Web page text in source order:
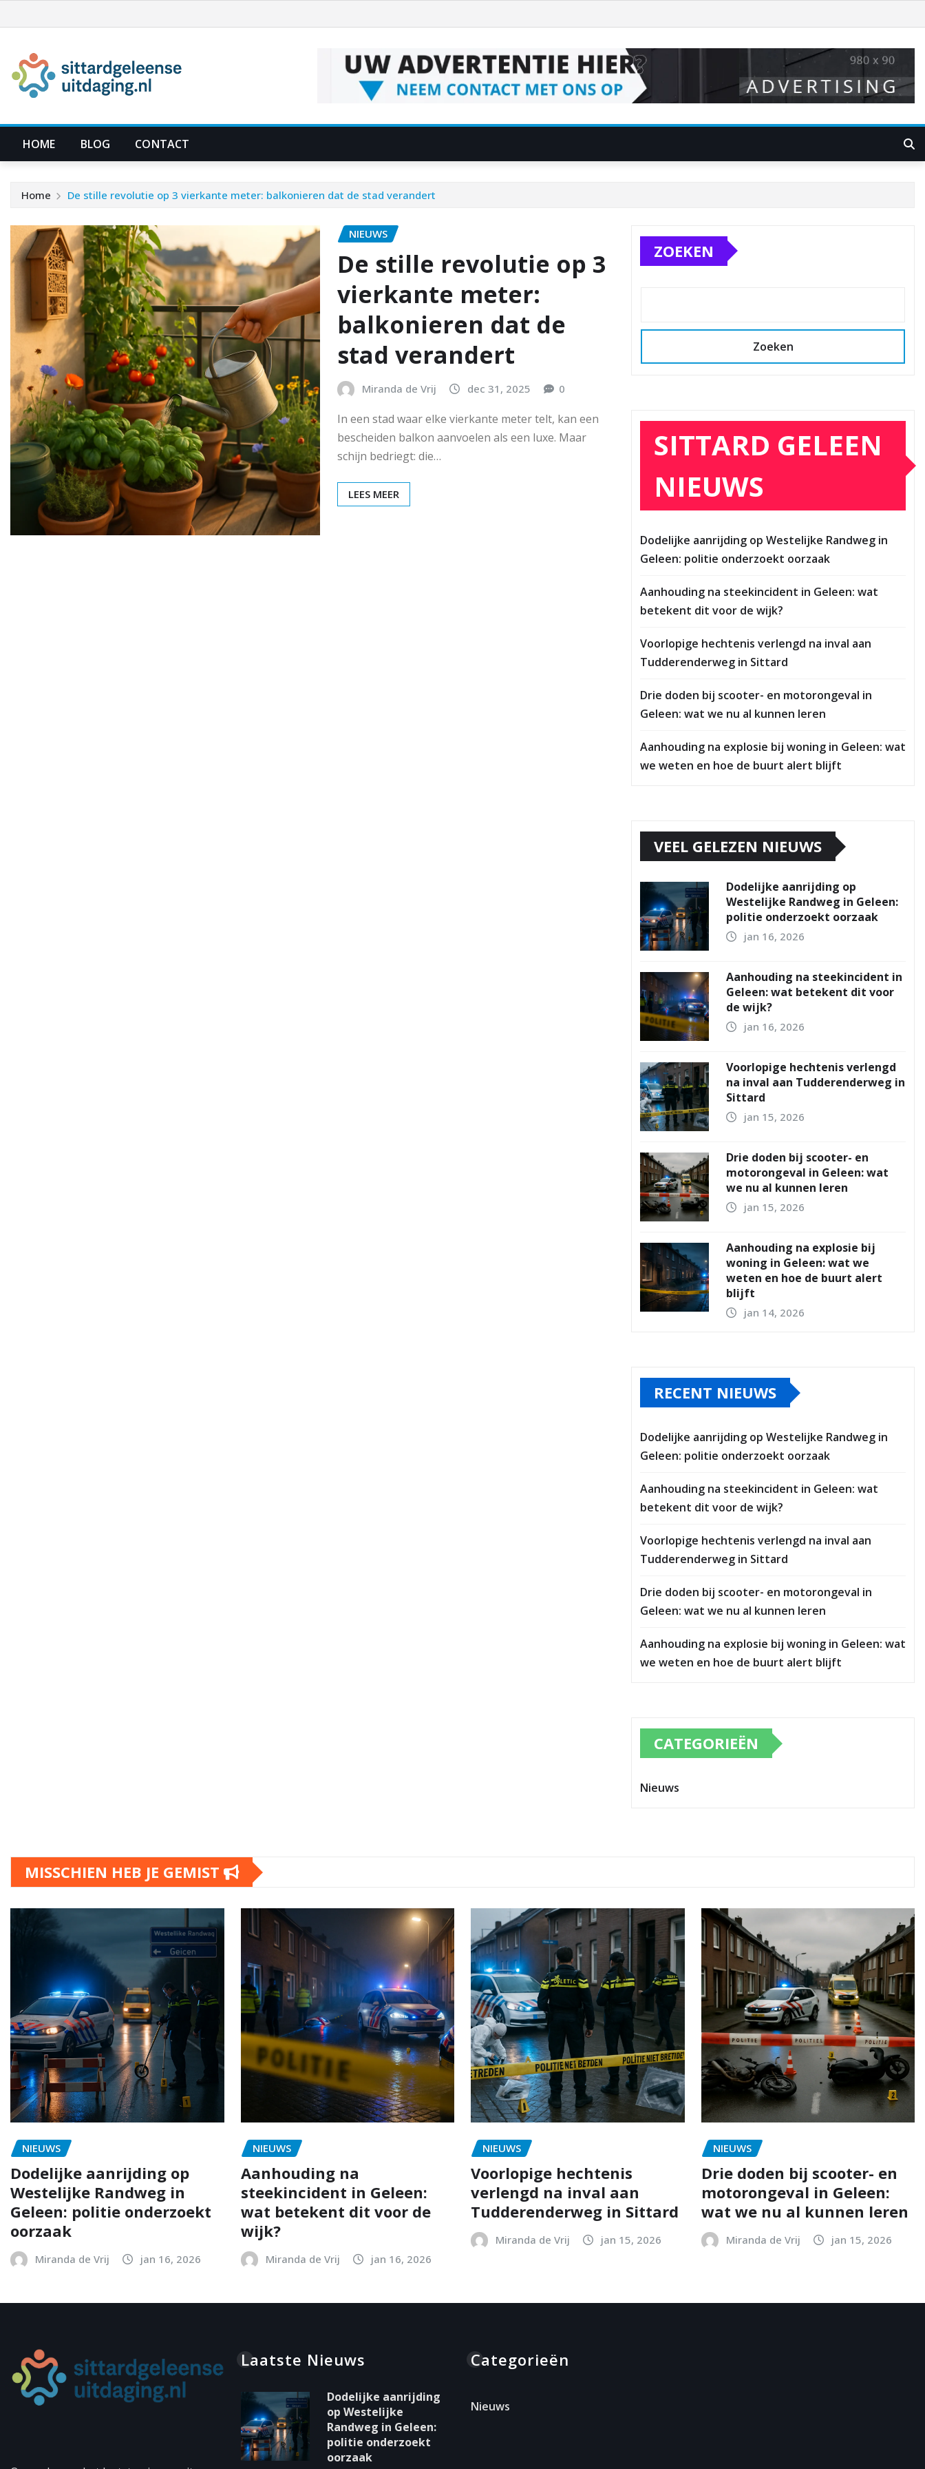
naar
inhoud
HOME BLOG CONTACT
Home De stille revolutie op 3 vierkante meter: balkonieren dat de stad verandert
NIEUWS
De stille revolutie op 3
vierkante meter:
balkonieren dat de
stad verandert
Miranda de Vrij dec 31, 2025 0
In een stad waar elke vierkante meter telt, kan een
bescheiden balkon aanvoelen als een luxe. Maar
schijn bedriegt: die…
LEES MEER
ZOEKEN
Zoeken
SITTARD GELEEN
NIEUWS
Dodelijke aanrijding op Westelijke Randweg in
Geleen: politie onderzoekt oorzaak
Aanhouding na steekincident in Geleen: wat
betekent dit voor de wijk?
Voorlopige hechtenis verlengd na inval aan
Tudderenderweg in Sittard
Drie doden bij scooter- en motorongeval in
Geleen: wat we nu al kunnen leren
Aanhouding na explosie bij woning in Geleen: wat
we weten en hoe de buurt alert blijft
VEEL GELEZEN NIEUWS
Dodelijke aanrijding op
Westelijke Randweg in Geleen:
politie onderzoekt oorzaak
jan 16, 2026
Aanhouding na steekincident in
Geleen: wat betekent dit voor
de wijk?
jan 16, 2026
Voorlopige hechtenis verlengd
na inval aan Tudderenderweg in
Sittard
jan 15, 2026
Drie doden bij scooter- en
motorongeval in Geleen: wat
we nu al kunnen leren
jan 15, 2026
Aanhouding na explosie bij
woning in Geleen: wat we
weten en hoe de buurt alert
blijft
jan 14, 2026
RECENT NIEUWS
Dodelijke aanrijding op Westelijke Randweg in
Geleen: politie onderzoekt oorzaak
Aanhouding na steekincident in Geleen: wat
betekent dit voor de wijk?
Voorlopige hechtenis verlengd na inval aan
Tudderenderweg in Sittard
Drie doden bij scooter- en motorongeval in
Geleen: wat we nu al kunnen leren
Aanhouding na explosie bij woning in Geleen: wat
we weten en hoe de buurt alert blijft
CATEGORIEËN
Nieuws
MISSCHIEN HEB JE GEMIST
NIEUWS
Dodelijke aanrijding op
Westelijke Randweg in
Geleen: politie onderzoekt
oorzaak
Miranda de Vrij jan 16, 2026
NIEUWS
Aanhouding na
steekincident in Geleen:
wat betekent dit voor de
wijk?
Miranda de Vrij jan 16, 2026
NIEUWS
Voorlopige hechtenis
verlengd na inval aan
Tudderenderweg in Sittard
Miranda de Vrij jan 15, 2026
NIEUWS
Drie doden bij scooter- en
motorongeval in Geleen:
wat we nu al kunnen leren
Miranda de Vrij jan 15, 2026
Laatste Nieuws
Dodelijke aanrijding
op Westelijke
Randweg in Geleen:
politie onderzoekt
oorzaak
Categorieën
Nieuws